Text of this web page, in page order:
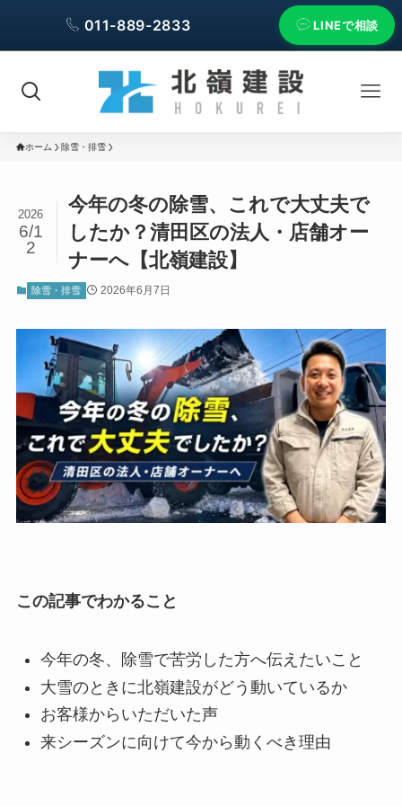
011-889-2833 LINEで相談
ホーム 除雪・排雪
今年の冬の除雪、これで大丈夫で
したか？清田区の法人・店舗オー
ナーへ【北嶺建設】
2026
6/1
2
除雪・排雪 2026年6月7日
この記事でわかること
今年の冬、除雪で苦労した方へ伝えたいこと
大雪のときに北嶺建設がどう動いているか
お客様からいただいた声
来シーズンに向けて今から動くべき理由